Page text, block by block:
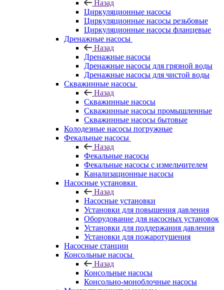
Назад
Циркуляционные насосы
Циркуляционные насосы резьбовые
Циркуляционные насосы фланцевые
Дренажные насосы
Назад
Дренажные насосы
Дренажные насосы для грязной воды
Дренажные насосы для чистой воды
Скважинные насосы
Назад
Скважинные насосы
Скважинные насосы промышленные
Скважинные насосы бытовые
Колодезные насосы погружные
Фекальные насосы
Назад
Фекальные насосы
Фекальные насосы с измельчителем
Канализационные насосы
Насосные установки
Назад
Насосные установки
Установки для повышения давления
Оборудование для насосных установок
Установки для поддержания давления
Установки для пожаротушения
Насосные станции
Консольные насосы
Назад
Консольные насосы
Консольно-моноблочные насосы